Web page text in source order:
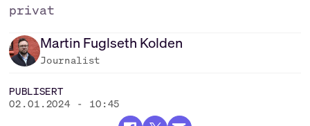
privat
Martin Fuglseth Kolden
Journalist
PUBLISERT
02.01.2024 - 10:45